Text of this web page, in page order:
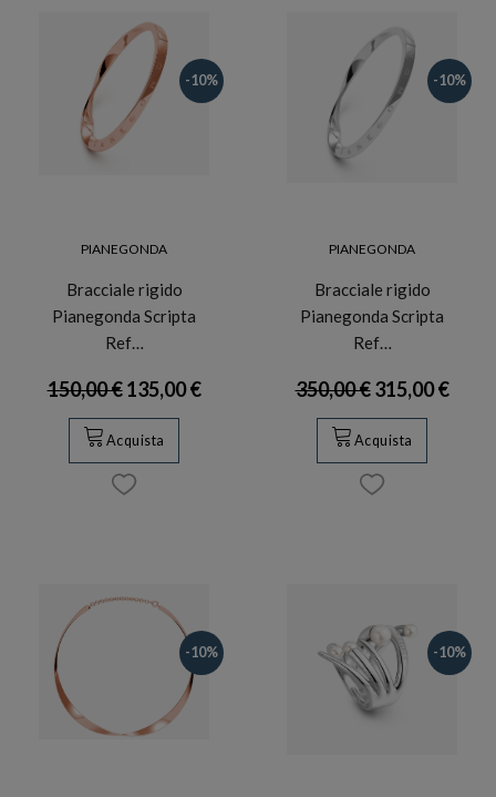
-10%
PIANEGONDA
Bracciale rigido
Pianegonda Scripta
Ref…
150,00 €135,00 €
Acquista
-10%
PIANEGONDA
Bracciale rigido
Pianegonda Scripta
Ref…
350,00 €315,00 €
Acquista
-10% -10%